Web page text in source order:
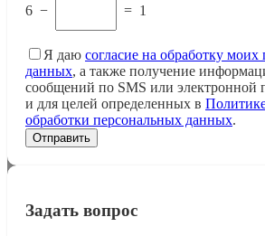
6 − = 1
Я даю согласие на обработку
данных, а также получение
сообщений по SMS или электронной
и для целей определенных в
обработки персональных данных.
Задать вопрос